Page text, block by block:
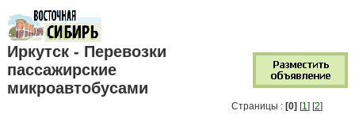
Иркутск - Перевозки
пассажирские
микроавтобусами
Страницы : [0] [1] [2]